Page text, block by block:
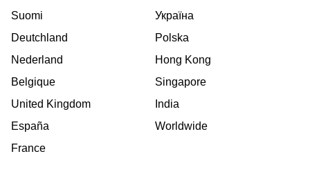
Suomi
Deutchland
Nederland
Belgique
United Kingdom
España
France
Україна
Polska
Hong Kong
Singapore
India
Worldwide